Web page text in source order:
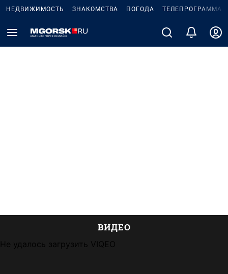
НЕДВИЖИМОСТЬ ЗНАКОМСТВА ПОГОДА ТЕЛЕПРОГРАММА
ВИДЕО
Не удалось загрузить VIQEO